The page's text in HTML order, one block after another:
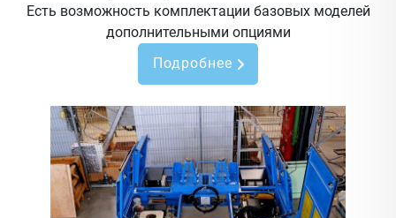
Есть возможность комплектации базовых моделей
дополнительными опциями
Подробнее